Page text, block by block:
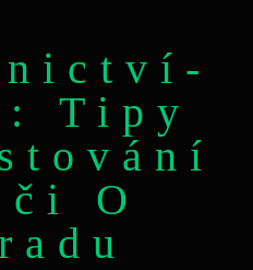
Tipy
O